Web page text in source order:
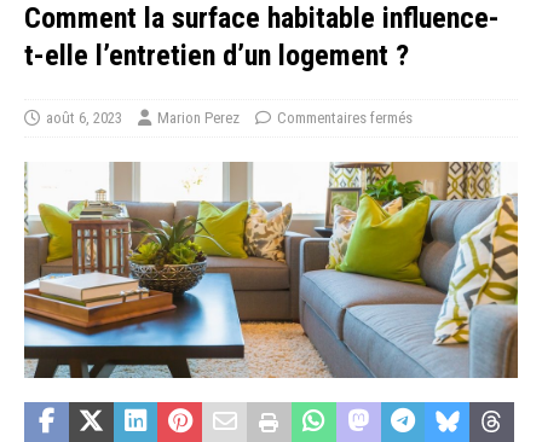
Comment la surface habitable influence-
t-elle l’entretien d’un logement ?
août 6, 2023 Marion Perez Commentaires fermés